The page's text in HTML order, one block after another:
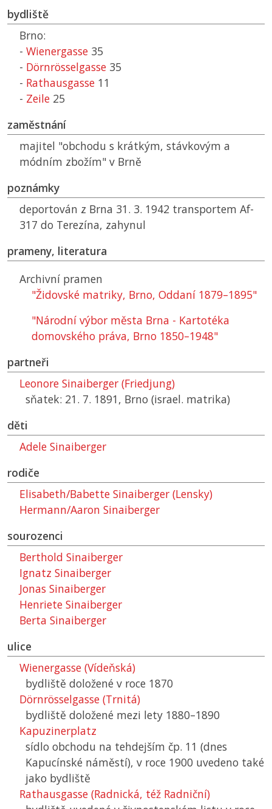
bydliště
Brno:
- Wienergasse 35
- Dörnrösselgasse 35
- Rathausgasse 11
- Zeile 25
zaměstnání
majitel "obchodu s krátkým, stávkovým a
módním zbožím" v Brně
poznámky
deportován z Brna 31. 3. 1942 transportem Af-
317 do Terezína, zahynul
prameny, literatura
Archivní pramen
"Židovské matriky, Brno, Oddaní 1879–1895"
"Národní výbor města Brna - Kartotéka
domovského práva, Brno 1850–1948"
partneři
Leonore Sinaiberger (Friedjung)
sňatek: 21. 7. 1891, Brno (israel. matrika)
děti
Adele Sinaiberger
rodiče
Elisabeth/Babette Sinaiberger (Lensky)
Hermann/Aaron Sinaiberger
sourozenci
Berthold Sinaiberger
Ignatz Sinaiberger
Jonas Sinaiberger
Henriete Sinaiberger
Berta Sinaiberger
ulice
Wienergasse (Vídeňská)
bydliště doložené v roce 1870
Dörnrösselgasse (Trnitá)
bydliště doložené mezi lety 1880–⁠1890
Kapuzinerplatz
sídlo obchodu na tehdejším čp. 11 (dnes
Kapucínské náměstí), v roce 1900 uvedeno také
jako bydliště
Rathausgasse (Radnická, též Radniční)